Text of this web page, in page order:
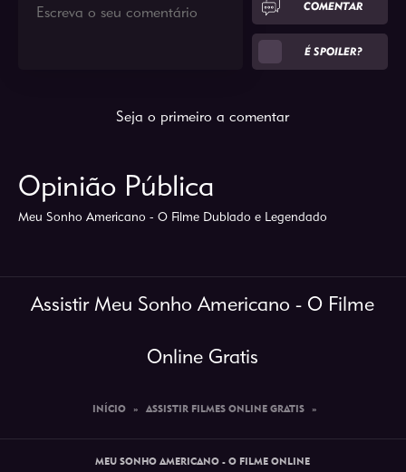
COMENTAR
É SPOILER?
Seja o primeiro a comentar
Opinião Pública
Meu Sonho Americano - O Filme Dublado e Legendado
Assistir Meu Sonho Americano - O Filme
Online Gratis
INÍCIO » ASSISTIR FILMES ONLINE GRATIS »
MEU SONHO AMERICANO - O FILME ONLINE